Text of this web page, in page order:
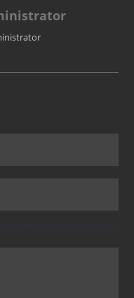
pisania kolejnych komentarzy.